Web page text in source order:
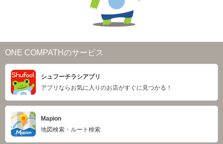
ONE COMPATHのサービス
シュフーチラシアプリ
アプリならお気に入りのお店がすぐに見つかる！
Mapion
地図検索・ルート検索